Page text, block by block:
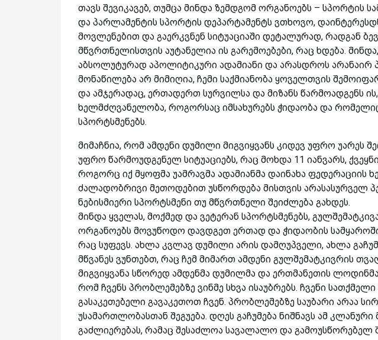
თავს შევიკავებ, თუმცა მინდა ზემდგომ ორგანოებს – სპორტის
და პარლამენტის სპორტის დეპარტამენტს ვთხოვო,
მოვლენებით და გაერკვნენ სიტუაციაში დეტალურად, რადგან
მწვრთნელისთვის აუტანელია ის გარემოებები, რაც ხდება.
აბსოლუტურად აპოლიტიკური ადამიანი და არასდროს არანაირ
მონაწილება არ მიმიღია, ჩემი საქმიანობა ყოველთვის
და ამჯერადაც, ერთადერთ სურვილსა და მიზანს წარმოადგენს
ხელმძღვანელობა, როგორსაც იმსახურებს ჭიდაობა და რომელიც
სპორტსმენებს.
მიმაჩნია, რომ ამდენი დუმილი მიგვიყვანს კიდევ უფრო უარეს
უფრო წარმოუდგენელ სიტუაციებს, რაც მოხდა 11 იანვარს,
როგორც იქ მყოფმა უამრავმა ადამიანმა დაინახა ფედერაციის
ძალადობრივი მეთოდებით უსწორდება მისთვის არასასურველ
ნებისმიერი სპორტსმენი თუ მწვრთნელი შეიძლება გახდეს.
მინდა ყველას, მოქმედ და ვეტერან სპორტსმენებს,
ორგანოებს მოვუწოდო დავდგეთ ერთად და ჭიდაობის
რაც სუფევს. ახლა კვლავ დუმილი არის დამღუპველი, ახლა
მწვანეს ვუნთებთ, რაც ჩემ მიმართ ამდენი გულშემატკივრის
მიგვიყვანა სწორედ ამდენმა დუმილმა და ერთმანეთის
რომ ჩვენს პრობლემებზე ვინმე სხვა ისაუბრებს. ჩვენი
გასაკეთებელი გავაკეთოთ ჩვენ. პრობლემებზე საუბარი არაა
უსამართლობასთან შეგუება. დღეს გაჩუმება ნიშნავს ამ
გაძლიერებას, რამაც შესაძლოა სავალალო და გამოუსწორებელ